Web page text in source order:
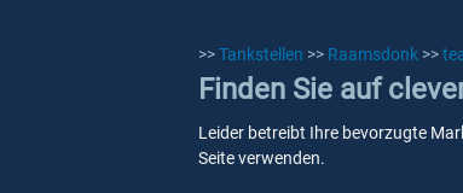
>>Tankstellen >> Raamsdonk >>
Finden Sie auf
Leider betreibt Ihre bevorzugte
Seite verwenden.